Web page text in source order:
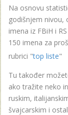
Na osnovu
godišnjem nivou,
imena iz FBiH i
150 imena za
rubrici "top liste"
Tu također
ako tražite neko
ruskim,
švajcarskim i